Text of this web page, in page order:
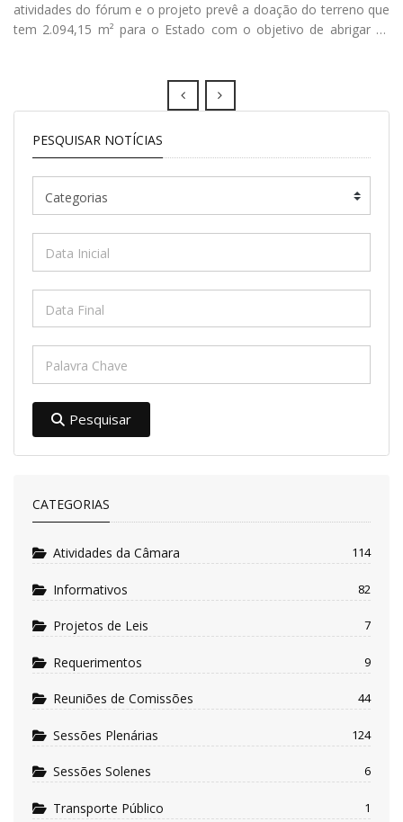
atividades do fórum e o projeto prevê a doação do terreno que
tem 2.094,15 m² para o Estado com o objetivo de abrigar as
Prev Next
PESQUISAR NOTÍCIAS
Pesquisar
CATEGORIAS
Atividades da Câmara 114
Informativos 82
Projetos de Leis 7
Requerimentos 9
Reuniões de Comissões 44
Sessões Plenárias 124
Sessões Solenes 6
Transporte Público 1